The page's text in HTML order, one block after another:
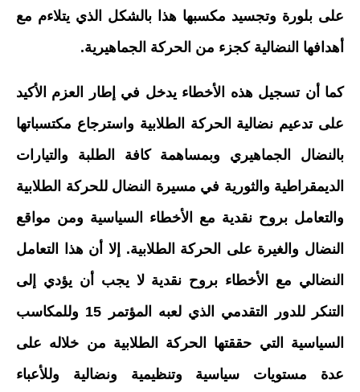
على بلورة وتجسيد مكسبها هذا بالشكل الذي يتلاءم مع
أهدافها النضالية كجزء من الحركة الجماهيرية.
كما أن تسجيل هذه الأخطاء يدخل في إطار العزم الأكيد
على تدعيم نضالية الحركة الطلابية واسترجاع مكتسباتها
بالنضال الجماهيري وبمساهمة كافة الطلبة والتيارات
الديمقراطية والثورية في مسيرة النضال للحركة الطلابية
والتعامل بروح نقدية مع الأخطاء السياسية ومن مواقع
النضال والغيرة على الحركة الطلابية. إلا أن هذا التعامل
النضالي مع الأخطاء بروح نقدية لا يجب أن يؤدي إلى
التنكر للدور التقدمي الذي لعبه المؤتمر 15 وللمكاسب
السياسية التي حققتها الحركة الطلابية من خلاله على
عدة مستويات سياسية وتنظيمية ونضالية وللأعباء